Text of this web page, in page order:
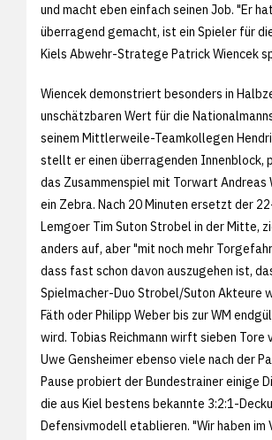
und macht eben einfach seinen Job. "Er
überragend gemacht, ist ein Spieler für
Kiels Abwehr-Stratege Patrick Wiencek
Wiencek demonstriert besonders in
unschätzbaren Wert für die
seinem Mittlerweile-Teamkollegen
stellt er einen überragenden Innenblock,
das Zusammenspiel mit Torwart Andreas
ein Zebra. Nach 20 Minuten ersetzt der
Lemgoer Tim Suton Strobel in der Mitte,
anders auf, aber "mit noch mehr
dass fast schon davon auszugehen ist,
Spielmacher-Duo Strobel/Suton Akteure
Fäth oder Philipp Weber bis zur WM
wird. Tobias Reichmann wirft sieben Tore
Uwe Gensheimer ebenso viele nach der
Pause probiert der Bundestrainer einige
die aus Kiel bestens bekannte 3:2:1-
Defensivmodell etablieren. "Wir haben im